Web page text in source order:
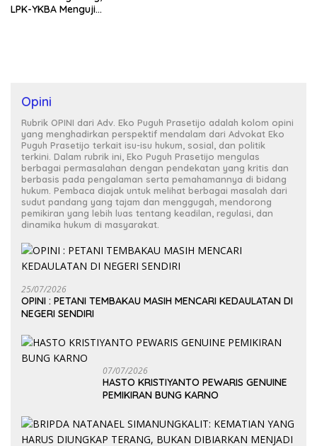
LPK-YKBA Menguji
Opini
Rubrik OPINI dari Adv. Eko Puguh Prasetijo adalah kolom opini
yang menghadirkan perspektif mendalam dari Advokat Eko
Puguh Prasetijo terkait isu-isu hukum, sosial, dan politik
terkini. Dalam rubrik ini, Eko Puguh Prasetijo mengulas
berbagai permasalahan dengan pendekatan yang kritis dan
berbasis pada pengalaman serta pemahamannya di bidang
hukum. Pembaca diajak untuk melihat berbagai masalah dari
sudut pandang yang tajam dan menggugah, mendorong
pemikiran yang lebih luas tentang keadilan, regulasi, dan
dinamika hukum di masyarakat.
25/07/2026
OPINI : PETANI TEMBAKAU MASIH MENCARI KEDAULATAN DI
NEGERI SENDIRI
07/07/2026
HASTO KRISTIYANTO PEWARIS GENUINE
PEMIKIRAN BUNG KARNO